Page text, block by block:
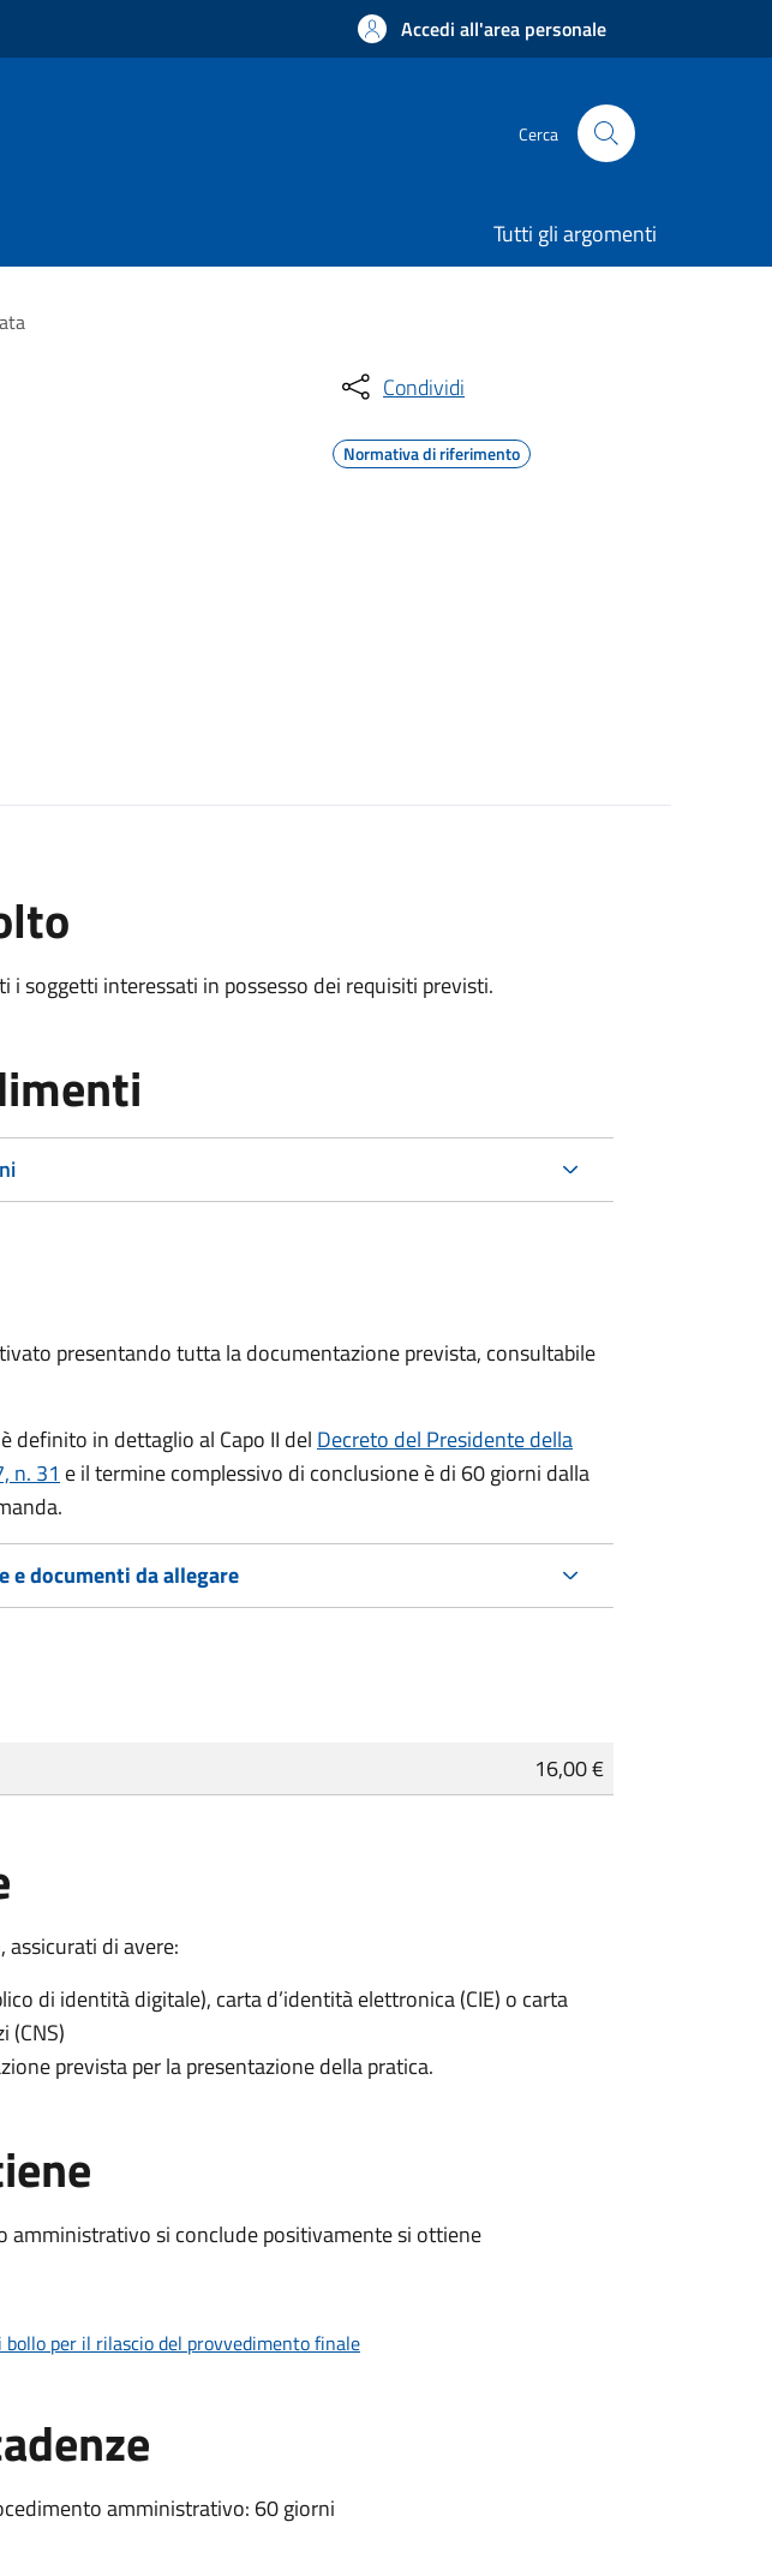
Accedi all'area personale
Cerca
Tutti gli argomenti
Condividi
Normativa di riferimento
i soggetti interessati in possesso dei requisiti previsti.
presentando tutta la documentazione prevista, consultabile
definito in dettaglio al Capo II del Decreto del Presidente della
n. 31 e il termine complessivo di conclusione è di 60 giorni dalla
e documenti da allegare
16,00 €
assicurati di avere:
di identità digitale), carta d’identità elettronica (CIE) o carta
(CNS)
prevista per la presentazione della pratica.
amministrativo si conclude positivamente si ottiene
per il rilascio del provvedimento finale
amministrativo: 60 giorni